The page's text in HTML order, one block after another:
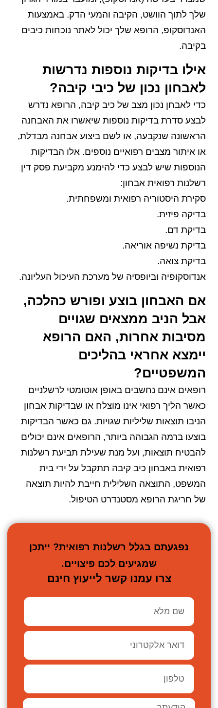
שלך לתוך הוושט, הקיבה והמעי הדק. באמצעות
האנדוסקופ, הרופא שלך יכול לאתר נוכחות כיבים
בקיבה.
אילו בדיקות נוספות נדרשות
לאבחון נכון של כיבי קיבה?
כדי לאבחן נכון מצב של כיב קיבה, הרופא נדרש
לבצע סדרת בדיקות נוספות שיאשרו את האבחנה
הראשונה שנקבעה, או לשם ביצוע אבחנה מבדלת,
או איתור מצבים רפואיים נוספים. אלו הבדיקות
הנוספות שיש לבצע כדי להימנע מקביעת פסק דין
רשלנות רפואית אבחון:
סקירת היסטוריה רפואית ומשפחתית.
בדיקה פיזית.
בדיקת דם.
בדיקת נשיפה אוריאה.
בדיקת צואה.
אנדוסקופיה וביופסיה של מערכת העיכול העליונה.
אם האבחון בוצע ופורש כהלכה,
אבל הניב ממצאים שגויים
מסיבות אחרות, האם הרופא
יימצא אחראי בהליכים
המשפטיים?
רופאים אינם נחשבים באופן אוטומטי לרשלניים
כאשר הליך רפואי אינו מוצלח או שבדיקות אבחון
הניבו תוצאות שליליות שגויות. גם כאשר הבדיקות
בוצעו ברמה הגבוהה ביותר, הרופאים אינם יכולים
להבטיח תוצאות, ועל מנת שעילת תביעת רשלנות
רפואית באבחון כיב קיבה תתקבל על ידי בית
המשפט, התוצאה השלילית חייבת להיות תוצאה
של חריגת הרופא מסטנדרט הטיפול.
נפגעתם בגלל רשלנות רפואית? ייתכן
שמגיעים לכם פיצויים.
צרו עמנו קשר לייעוץ חינם